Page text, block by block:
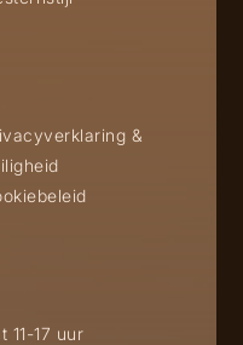
&
11-17 uur